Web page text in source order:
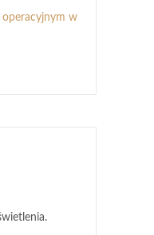
operacyjnym w